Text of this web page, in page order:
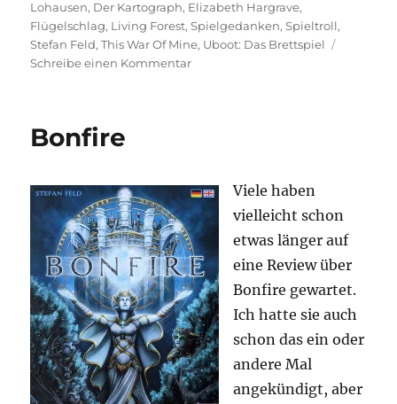
am
Lohausen, Der Kartograph, Elizabeth Hargrave,
Flügelschlag, Living Forest,Spielgedanken,Spieltroll,
Stefan Feld,This War Of Mine, Uboot: Das Brettspiel
Schreibe einen Kommentarzu
–
Themen
in
Brettspielen
Bonfire
Viele haben
vielleicht schon
etwas länger auf
eine Review über
Bonfire gewartet.
Ich hatte sie auch
schon das ein oder
andere Mal
angekündigt, aber